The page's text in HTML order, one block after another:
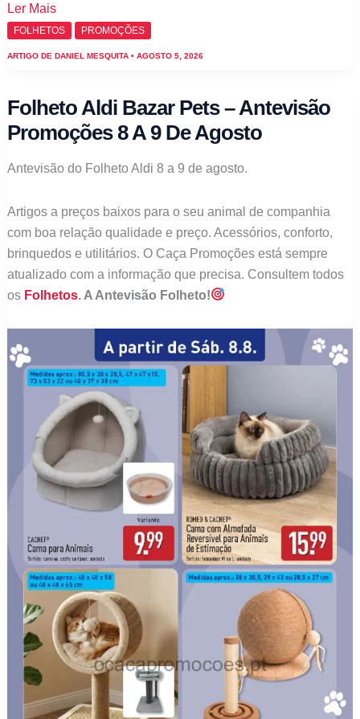
Folheto
Aldi
Promoções
10
16
agosto
Ler Mais
FOLHETOS PROMOÇÕES
ARTIGO DE DANIEL MESQUITA • AGOSTO 5, 2026
Folheto Aldi Bazar Pets – Antevisão
Promoções 8 A 9 De Agosto
Antevisão do Folheto Aldi 8 a 9 de agosto.
Artigos a preços baixos para o seu animal de companhia
com boa relação qualidade e preço. Acessórios, conforto,
brinquedos e utilitários. O Caça Promoções está sempre
atualizado com a informação que precisa. Consultem todos
os Folhetos. A Antevisão Folheto!